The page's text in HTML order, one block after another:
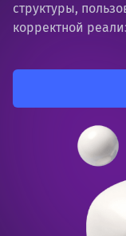
структуры,
корректной